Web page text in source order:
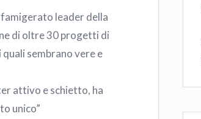
famigerato leader della
di oltre 30 progetti di
sembrano vere e
attivo e schietto, ha
unico”